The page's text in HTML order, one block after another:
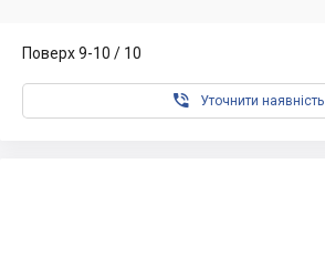
Поверх 9-10 / 10
 Уточнити наявність